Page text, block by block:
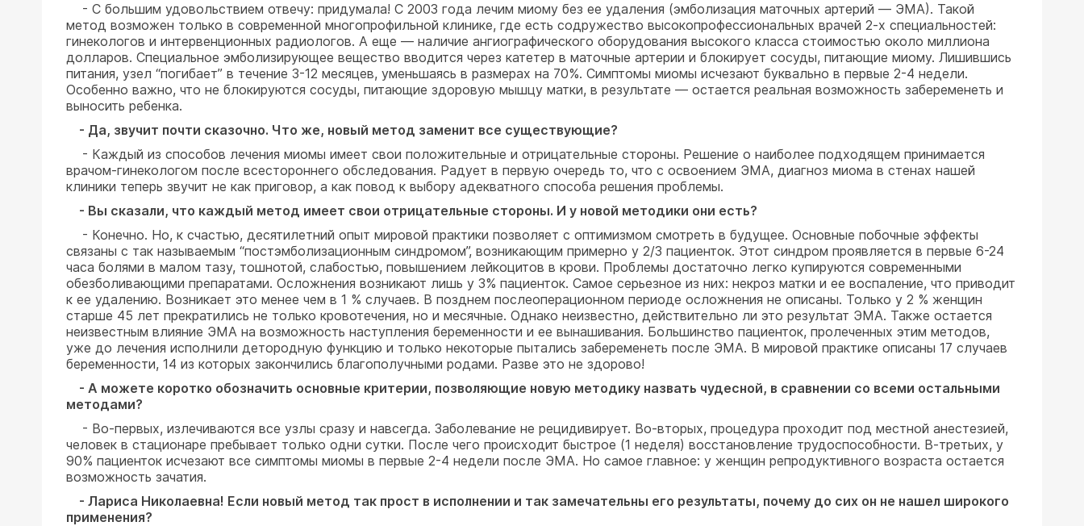
- С большим удовольствием отвечу: придумала! С 2003 года лечим миому без ее удаления (эмболизация маточных артерий — ЭМА). Такой
метод возможен только в современной многопрофильной клинике, где есть содружество высокопрофессиональных врачей 2-х специальностей:
гинекологов и интервенционных радиологов. А еще — наличие ангиографического оборудования высокого класса стоимостью около миллиона
долларов. Специальное эмболизирующее вещество вводится через катетер в маточные артерии и блокирует сосуды, питающие миому. Лишившись
питания, узел “погибает” в течение 3-12 месяцев, уменьшаясь в размерах на 70%. Симптомы миомы исчезают буквально в первые 2-4 недели.
Особенно важно, что не блокируются сосуды, питающие здоровую мышцу матки, в результате — остается реальная возможность забеременеть и
выносить ребенка.
- Да, звучит почти сказочно. Что же, новый метод заменит все существующие?
- Каждый из способов лечения миомы имеет свои положительные и отрицательные стороны. Решение о наиболее подходящем принимается
врачом-гинекологом после всестороннего обследования. Радует в первую очередь то, что с освоением ЭМА, диагноз миома в стенах нашей
клиники теперь звучит не как приговор, а как повод к выбору адекватного способа решения проблемы.
- Вы сказали, что каждый метод имеет свои отрицательные стороны. И у новой методики они есть?
- Конечно. Но, к счастью, десятилетний опыт мировой практики позволяет с оптимизмом смотреть в будущее. Основные побочные эффекты
связаны с так называемым “постэмболизационным синдромом”, возникающим примерно у 2/3 пациенток. Этот синдром проявляется в первые 6-24
часа болями в малом тазу, тошнотой, слабостью, повышением лейкоцитов в крови. Проблемы достаточно легко купируются современными
обезболивающими препаратами. Осложнения возникают лишь у 3% пациенток. Самое серьезное из них: некроз матки и ее воспаление, что приводит
к ее удалению. Возникает это менее чем в 1 % случаев. В позднем послеоперационном периоде осложнения не описаны. Только у 2 % женщин
старше 45 лет прекратились не только кровотечения, но и месячные. Однако неизвестно, действительно ли это результат ЭМА. Также остается
неизвестным влияние ЭМА на возможность наступления беременности и ее вынашивания. Большинство пациенток, пролеченных этим методов,
уже до лечения исполнили детородную функцию и только некоторые пытались забеременеть после ЭМА. В мировой практике описаны 17 случаев
беременности, 14 из которых закончились благополучными родами. Разве это не здорово!
- А можете коротко обозначить основные критерии, позволяющие новую методику назвать чудесной, в сравнении со всеми остальными
методами?
- Во-первых, излечиваются все узлы сразу и навсегда. Заболевание не рецидивирует. Во-вторых, процедура проходит под местной анестезией,
человек в стационаре пребывает только одни сутки. После чего происходит быстрое (1 неделя) восстановление трудоспособности. В-третьих, у
90% пациенток исчезают все симптомы миомы в первые 2-4 недели после ЭМА. Но самое главное: у женщин репродуктивного возраста остается
возможность зачатия.
- Лариса Николаевна! Если новый метод так прост в исполнении и так замечательны его результаты, почему до сих он не нашел широкого
применения?